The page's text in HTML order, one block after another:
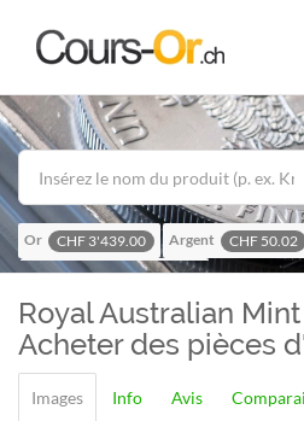
Or CHF 3'439.00 Argent CHF 50.02
Palladium
CHF 1'112.30
Royal Australian
Acheter des pièces
Images Info Avis